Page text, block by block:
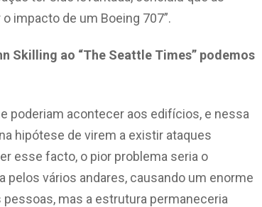
impacto de um Boeing 707”.
Skilling ao “The Seattle Times” podemos
poderiam acontecer aos edifícios, e nessa
hipótese de virem a existir ataques
esse facto, o pior problema seria o
pelos vários andares, causando um enorme
mas a estrutura permaneceria